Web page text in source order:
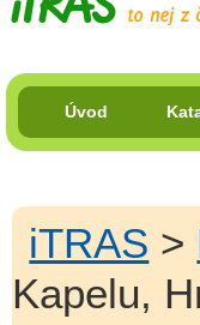
Úvod
iTRAS >
Kapelu,